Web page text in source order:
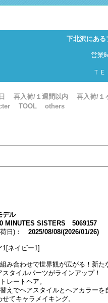
下北沢にある
営業
Ｔ
再入荷/１週間以内 再入荷/１
TOOL others
デル
MINUTES SISTERS 5069157
荷日)：2025/08/08/(2026/01/26)
1[ネイビー1]
み合わせで世界観が広がる！新た
タイルパーツがラインアップ！
レートヘア。
えでヘアスタイルとヘアカラーを
てキャラメイキング。